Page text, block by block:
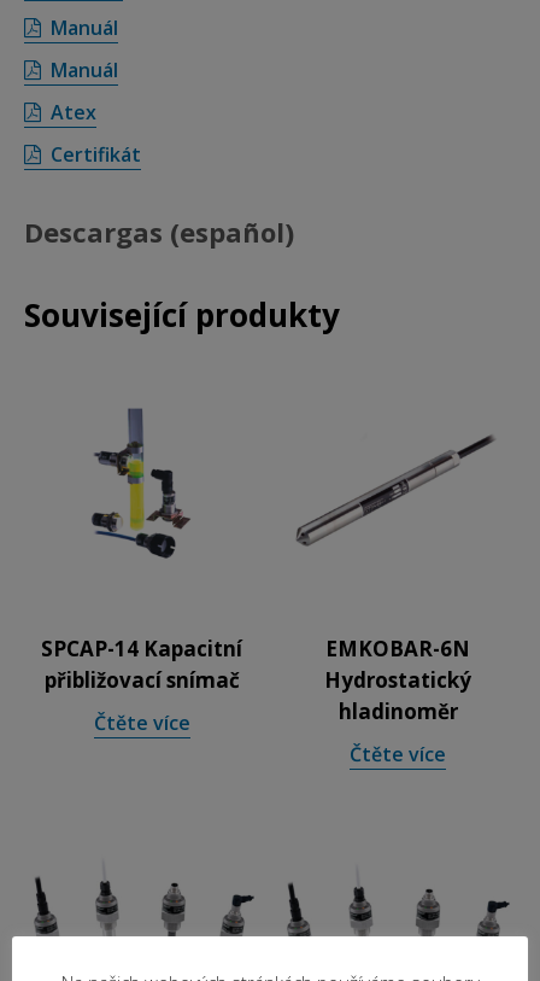
Manuál
Manuál
Atex
Certifikát
Descargas (español)
Související produkty
SPCAP-14 Kapacitní
přibližovací snímač
Čtěte více
EMKOBAR-6N
Hydrostatický
hladinoměr
Čtěte více